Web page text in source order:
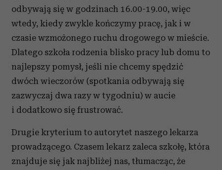
odbywają się w godzinach 16.00-19.00, więc
wtedy, kiedy zwykle kończymy pracę, jak i w
czasie wzmożonego ruchu drogowego w mieście.
Dlatego szkoła rodzenia blisko pracy lub domu to
najlepszy pomysł, jeśli nie chcemy spędzić
dwóch wieczorów (spotkania odbywają się
zazwyczaj dwa razy w tygodniu) w aucie
i dodatkowo się frustrować.
Drugie kryterium to autorytet naszego lekarza
prowadzącego. Czasem lekarz zaleca szkołę, która
znajduje się jak najbliżej nas, tłumacząc, że